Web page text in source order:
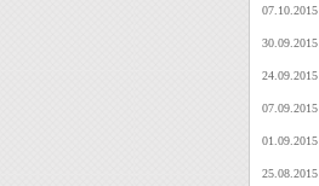
07.10.2015
30.09.2015
24.09.2015
07.09.2015
01.09.2015
25.08.2015